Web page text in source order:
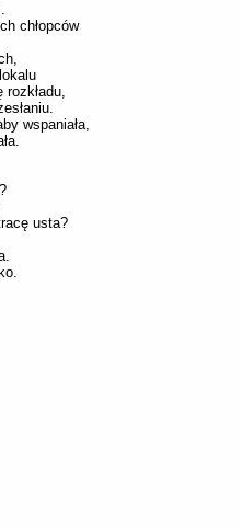
chłopców
wspaniała,
?
usta?